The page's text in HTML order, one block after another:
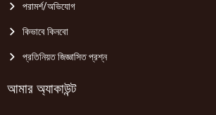
পরামর্শ/অভিযোগ
কিভাবে কিনবো
প্রতিনিয়ত জিজ্ঞাসিত প্রশ্ন
আমার অ্যাকাউন্ট